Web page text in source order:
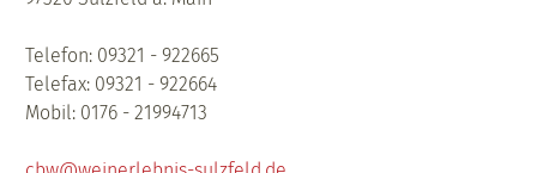
Telefon: 09321 - 922665
Telefax: 09321 - 922664
Mobil: 0176 - 21994713